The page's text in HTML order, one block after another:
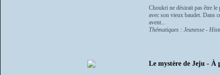
Choukri ne désirait pas être
avec son vieux baudet. Dans
avent...
Thématiques : Jeunesse -
Le mystère de Jeju - À